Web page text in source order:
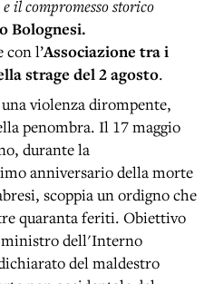
il compromesso storico
Bolognesi.
l’Associazione tra i
strage del 2 agosto.
violenza dirompente,
penombra. Il 17 maggio
durante la
anniversario della morte
scoppia un ordigno che
quaranta feriti. Obiettivo
dell'Interno
del maldestro